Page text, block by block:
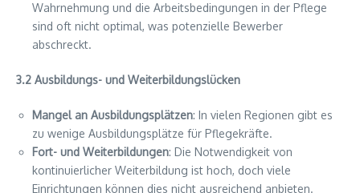
Wahrnehmung und die Arbeitsbedingungen in der Pflege
sind oft nicht optimal, was potenzielle Bewerber
abschreckt.
3.2 Ausbildungs- und Weiterbildungslücken
Mangel an Ausbildungsplätzen: In vielen Regionen gibt es
zu wenige Ausbildungsplätze für Pflegekräfte.
Fort- und Weiterbildungen: Die Notwendigkeit von
kontinuierlicher Weiterbildung ist hoch, doch viele
Einrichtungen können dies nicht ausreichend anbieten.